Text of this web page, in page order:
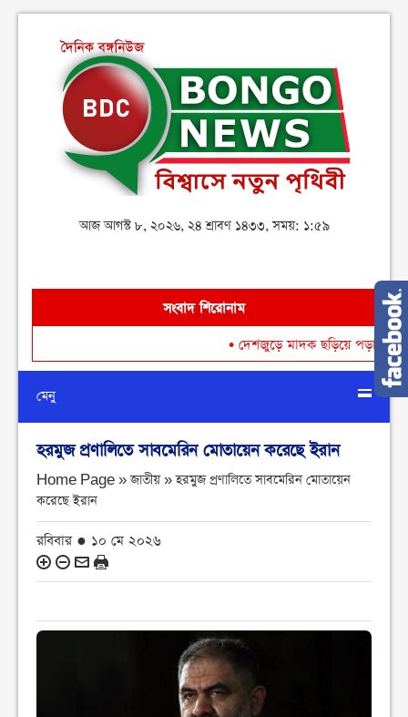
আজ আগস্ট ৮, ২০২৬, ২৪ শ্রাবণ ১৪৩৩, সময়: ১:৫৯
সংবাদ শিরোনাম
দেশজুড়ে মাদক ছড়িয়ে পড়া রোধে
মেনু
হরমুজ প্রণালিতে সাবমেরিন মোতায়েন করেছে ইরান
Home Page » জাতীয় »হরমুজ প্রণালিতে সাবমেরিন মোতায়েন
করেছে ইরান
রবিবার ● ১০ মে ২০২৬